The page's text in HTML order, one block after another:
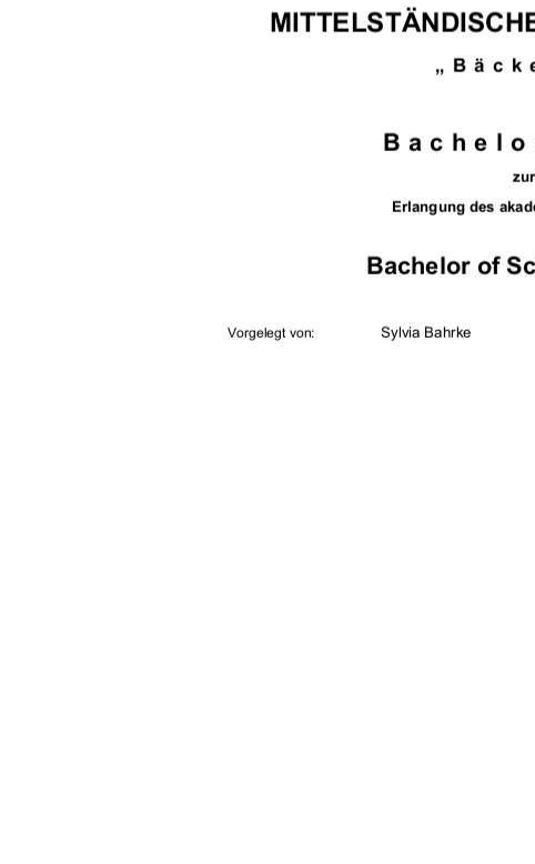
zur
Erlangung des
Bachelor of
Vorgelegt von:
                Sylvia                Bahrke